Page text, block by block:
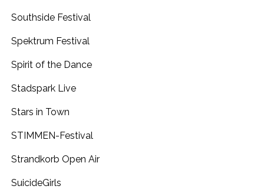
Southside Festival
Spektrum Festival
Spirit of the Dance
Stadspark Live
Stars in Town
STIMMEN-Festival
Strandkorb Open Air
SuicideGirls